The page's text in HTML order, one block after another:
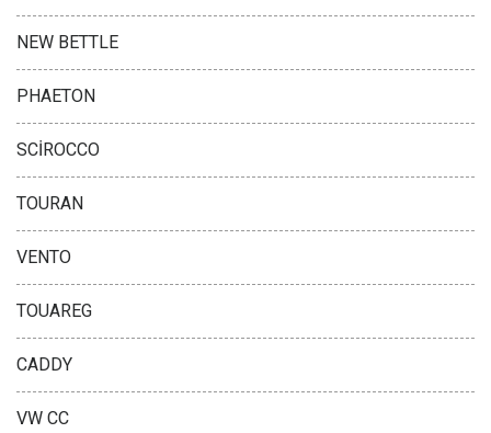
NEW BETTLE
PHAETON
SCİROCCO
TOURAN
VENTO
TOUAREG
CADDY
VW CC